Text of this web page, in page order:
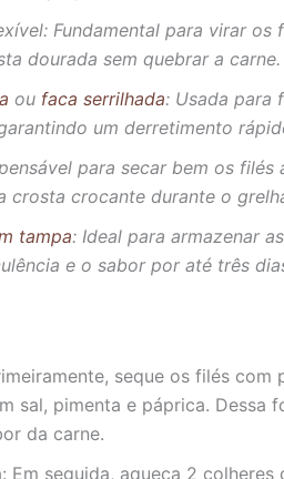
Fundamental para virar os
dourada sem quebrar a carne.
ou faca serrilhada: Usada para
um derretimento
para secar bem os filés
crosta crocante durante o
tampa: Ideal para armazenar
e o sabor por até três
seque os filés com
sal, pimenta e páprica. Dessa
da carne.
Em seguida, aqueça 2